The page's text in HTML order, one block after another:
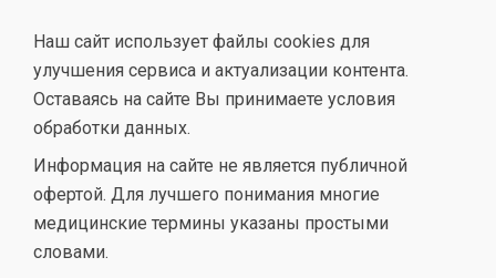
Наш сайт использует файлы cookies для
улучшения сервиса и актуализации контента.
Оставаясь на сайте Вы принимаете условия
обработки данных.
Информация на сайте не является публичной
офертой. Для лучшего понимания многие
медицинские термины указаны простыми
словами.